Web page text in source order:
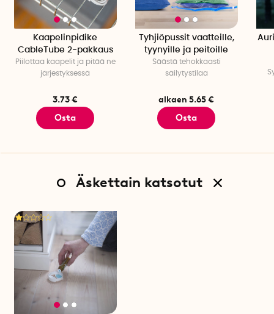
Kaapelinpidike
CableTube 2-pakkaus
Piilottaa kaapelit ja pitää ne
järjestyksessä
3.73 €
Osta
Tyhjiöpussit vaatteille,
tyynyille ja peitoille
Säästä tehokkaasti
säilytystilaa
alkaen 5.65 €
Osta
Äskettain katsotut